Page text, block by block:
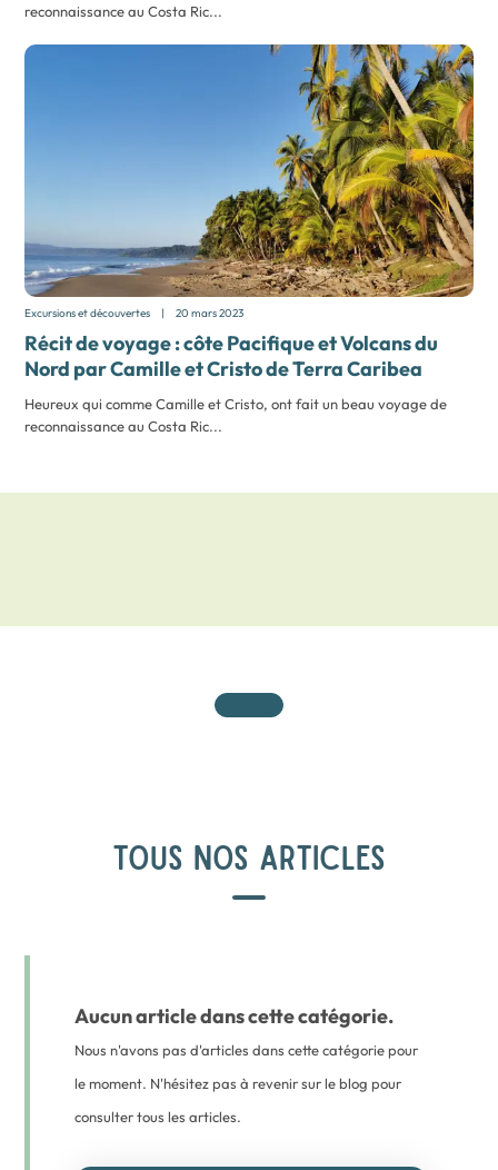
reconnaissance au Costa Ric...
Excursions et découvertes | 20 mars 2023
Récit de voyage : côte Pacifique et Volcans du
Nord par Camille et Cristo de Terra Caribea
Heureux qui comme Camille et Cristo, ont fait un beau voyage de
reconnaissance au Costa Ric...
TOUS NOS ARTICLES
Aucun article dans cette catégorie.
Nous n'avons pas d'articles dans cette catégorie pour
le moment. N'hésitez pas à revenir sur le blog pour
consulter tous les articles.